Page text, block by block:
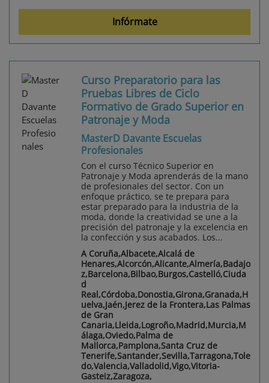
Infórmate
Curso Preparatorio para las
Pruebas Libres de Ciclo
Formativo de Grado Superior en
Patronaje y Moda
MasterD Davante Escuelas
Profesionales
Con el curso Técnico Superior en
Patronaje y Moda aprenderás de la mano
de profesionales del sector. Con un
enfoque práctico, se te prepara para
estar preparado para la industria de la
moda, donde la creatividad se une a la
precisión del patronaje y la excelencia en
la confección y sus acabados. Los...
A Coruña,Albacete,Alcalá de
Henares,Alcorcón,Alicante,Almería,Badajo
z,Barcelona,Bilbao,Burgos,Castelló,Ciuda
d
Real,Córdoba,Donostia,Girona,Granada,H
uelva,Jaén,Jerez de la Frontera,Las Palmas
de Gran
Canaria,Lleida,Logroño,Madrid,Murcia,M
álaga,Oviedo,Palma de
Mallorca,Pamplona,Santa Cruz de
Tenerife,Santander,Sevilla,Tarragona,Tole
do,Valencia,Valladolid,Vigo,Vitoria-
Gasteiz,Zaragoza,